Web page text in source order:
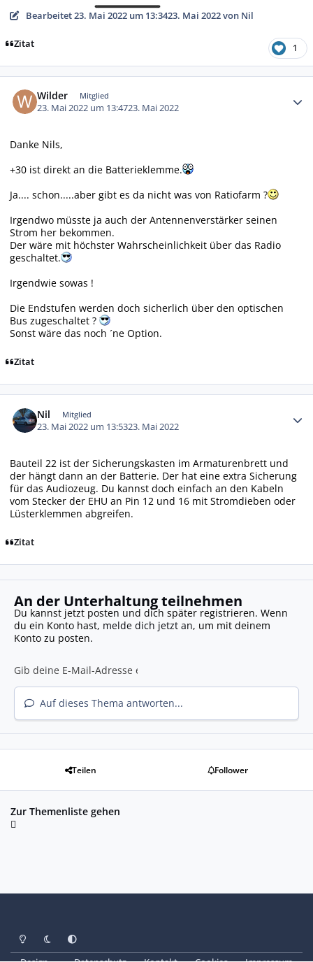
Bearbeitet23. Mai 2022 um 13:3423. Mai 2022von Nil
Zitat 1
Wilder Mitglied
23. Mai 2022 um 13:4723. Mai 2022
Danke Nils,
+30 ist direkt an die Batterieklemme.
Ja.... schon.....aber gibt es da nicht was von Ratiofarm ?
Irgendwo müsste ja auch der Antennenverstärker seinen
Strom her bekommen.
Der wäre mit höchster Wahrscheinlichkeit über das Radio
geschaltet.
Irgendwie sowas !
Die Endstufen werden doch sicherlich über den optischen
Bus zugeschaltet ?
Sonst wäre das noch ´ne Option.
Zitat
Nil Mitglied
23. Mai 2022 um 13:5323. Mai 2022
Bauteil 22 ist der Sicherungskasten im Armaturenbrett und
der hängt dann an der Batterie. Der hat eine extra Sicherung
für das Audiozeug. Du kannst doch einfach an den Kabeln
vom Stecker der EHU an Pin 12 und 16 mit Stromdieben oder
Lüsterklemmen abgreifen.
Zitat
An der Unterhaltung teilnehmen
Du kannst jetzt posten und dich später registrieren. Wenn
du ein Konto hast, melde dich jetzt an, um mit deinem
Konto zu posten.
Auf dieses Thema antworten...
Teilen Follower
Zur Themenliste gehen
Heller ModusDunkler Modus
Systemeinstellung